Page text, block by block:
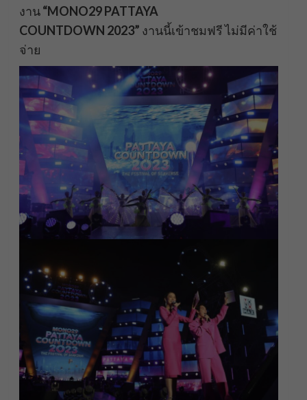
งาน“MONO29 PATTAYA
COUNTDOWN 2023” งานนี้เข้าชมฟรี ไม่มีค่าใช้
จ่าย